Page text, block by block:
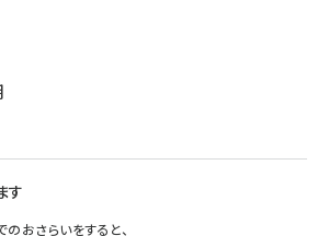
す
おさらいをすると、